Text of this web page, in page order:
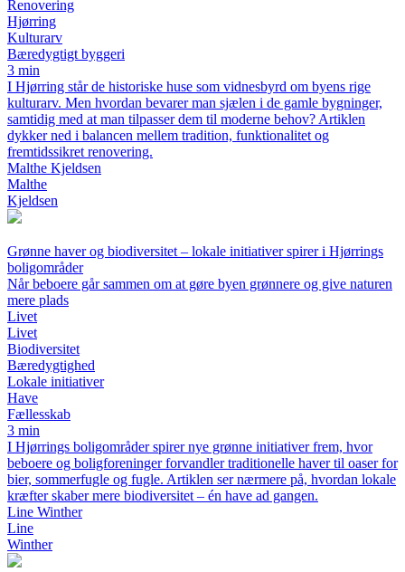
Renovering
Hjørring
Kulturarv
Bæredygtigt byggeri
3 min
I Hjørring står de historiske huse som vidnesbyrd om byens rige
kulturarv. Men hvordan bevarer man sjælen i de gamle bygninger,
samtidig med at man tilpasser dem til moderne behov? Artiklen
dykker ned i balancen mellem tradition, funktionalitet og
fremtidssikret renovering.
Malthe Kjeldsen
Malthe
Kjeldsen
Grønne haver og biodiversitet – lokale initiativer spirer i Hjørrings
boligområder
Når beboere går sammen om at gøre byen grønnere og give naturen
mere plads
Livet
Livet
Biodiversitet
Bæredygtighed
Lokale initiativer
Have
Fællesskab
3 min
I Hjørrings boligområder spirer nye grønne initiativer frem, hvor
beboere og boligforeninger forvandler traditionelle haver til oaser for
bier, sommerfugle og fugle. Artiklen ser nærmere på, hvordan lokale
kræfter skaber mere biodiversitet – én have ad gangen.
Line Winther
Line
Winther